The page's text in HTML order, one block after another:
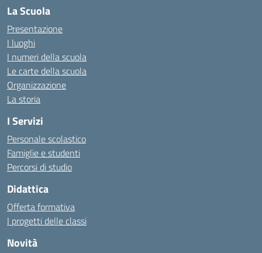
La Scuola
Presentazione
I luoghi
I numeri della scuola
Le carte della scuola
Organizzazione
La storia
I Servizi
Personale scolastico
Famiglie e studenti
Percorsi di studio
Didattica
Offerta formativa
I progetti delle classi
Novità